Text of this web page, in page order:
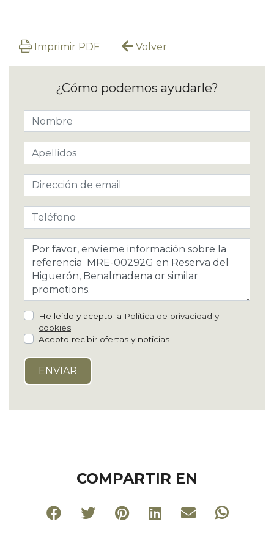
Imprimir PDF Volver
¿Cómo podemos ayudarle?
He leido y acepto la Política de privacidad y
cookies
Acepto recibir ofertas y noticias
COMPARTIR EN